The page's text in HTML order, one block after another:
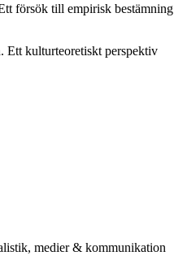
försök till empirisk bestämning
Ett kulturteoretiskt perspektiv